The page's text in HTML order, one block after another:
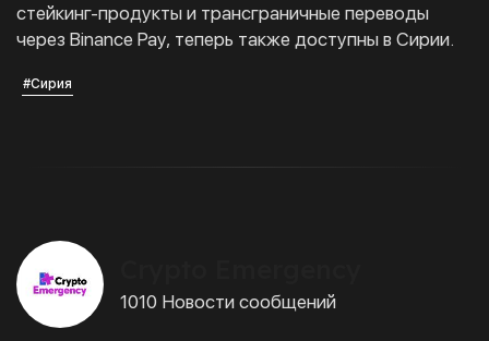
стейкинг-продукты и трансграничные переводы
через Binance Pay, теперь также доступны в Сирии.
#Сирия
1010 Новости сообщений